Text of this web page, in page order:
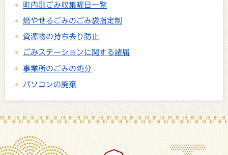
町内別ごみ収集曜日一覧
燃やせるごみのごみ袋指定制
資源物の持ち去り防止
ごみステーションに関する諸届
事業所のごみの処分
パソコンの廃棄